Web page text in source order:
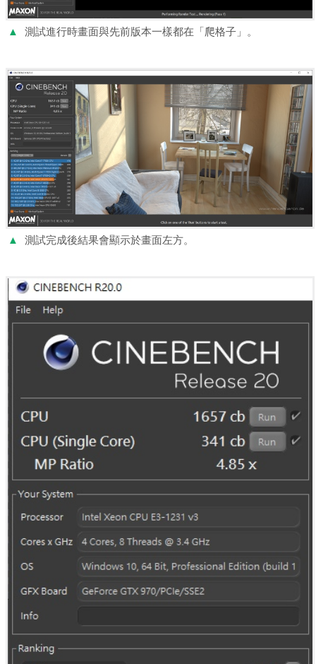
▲ 測試進行時畫面與先前版本一樣都在「爬格子」。
▲ 測試完成後結果會顯示於畫面左方。